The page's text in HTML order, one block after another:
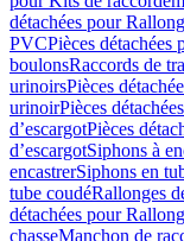
détachées pour
PVCPièces détachées
boulonsRaccords de
urinoirsPièces
urinoirPièces
d’escargotPièces
d’escargotSiphons à
encastrerSiphons en
tube coudéRallonges
détachées pour
chasseManchon de